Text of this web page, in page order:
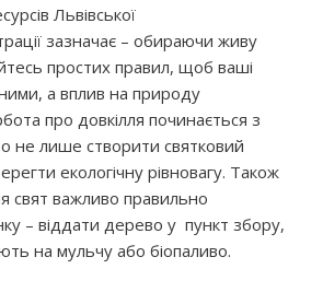
Львівської
зазначає – обираючи живу
простих правил, щоб ваші
а вплив на природу
про довкілля починається з
не лише створити святковий
екологічну рівновагу. Також
свят важливо правильно
– віддати дерево у пункт збору,
на мульчу або біопаливо.